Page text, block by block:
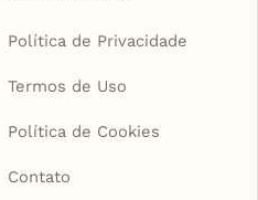
Política de Privacidade
Termos de Uso
Política de Cookies
Contato